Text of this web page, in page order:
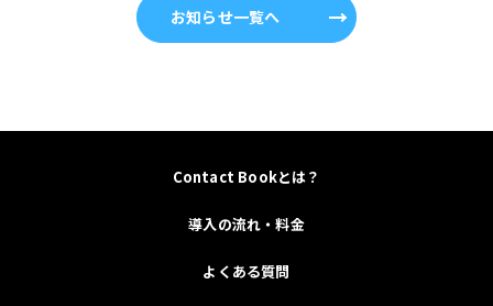
お知らせ一覧へ
Contact Bookとは？
導入の流れ・料金
よくある質問